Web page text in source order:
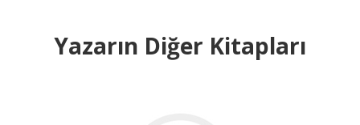
Yazarın Diğer Kitapları